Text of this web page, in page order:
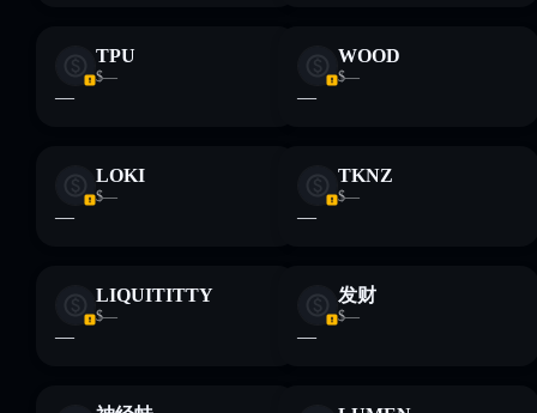
TPU
$—
—
WOOD
$—
—
LOKI
$—
—
TKNZ
$—
—
LIQUITITTY
$—
—
发财
$—
—